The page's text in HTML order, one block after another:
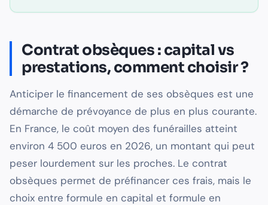
Contrat obsèques : capital vs
prestations, comment choisir ?
Anticiper le financement de ses obsèques est une
démarche de prévoyance de plus en plus courante.
En France, le coût moyen des funérailles atteint
environ 4 500 euros en 2026, un montant qui peut
peser lourdement sur les proches. Le contrat
obsèques permet de préfinancer ces frais, mais le
choix entre formule en capital et formule en